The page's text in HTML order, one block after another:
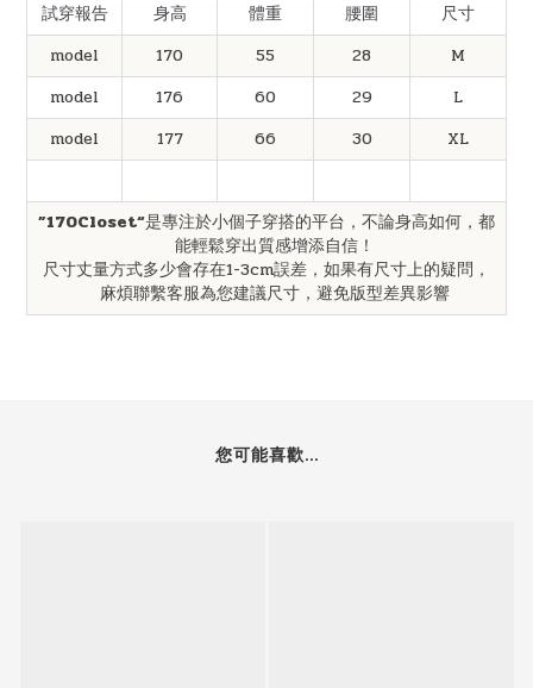
試穿報告 身高 體重 腰圍
尺寸
model
170 55 28
M
model
176 60 29
L
model
177 66 30 XL
”170Closet“是專注於小個子穿搭的平台，不論身高如何，都
能輕鬆穿出質感增添自信！
尺寸丈量方式多少會存在1-3cm誤差，如果有尺寸上的疑問，
麻煩聯繫客服為您建議尺寸，避免版型差異影響
您可能喜歡...